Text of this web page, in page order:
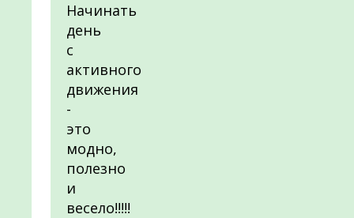
Начинать
день
с
активного
движения
-
это
модно,
полезно
и
весело!!!!!